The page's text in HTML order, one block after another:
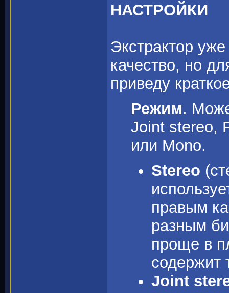
НАСТРОЙКИ
Экстрактор
качество, но
приведу
Режим.
Joint stereo,
или Mono.
Stereo
правым
разным
проще в
содержит
Joint